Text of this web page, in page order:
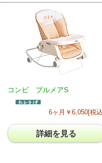
コンビ プルメアS
6ヶ月￥6,050[税
詳細を見る